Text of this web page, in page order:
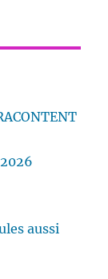
aussi